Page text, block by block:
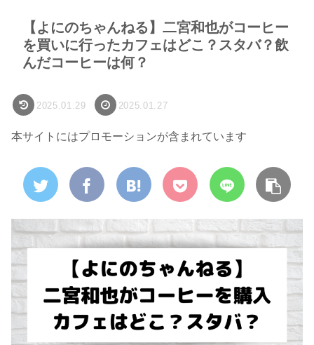
【よにのちゃんねる】二宮和也がコーヒー
を買いに行ったカフェはどこ？スタバ？飲
んだコーヒーは何？
2025.01.29 2025.01.27
本サイトにはプロモーションが含まれています